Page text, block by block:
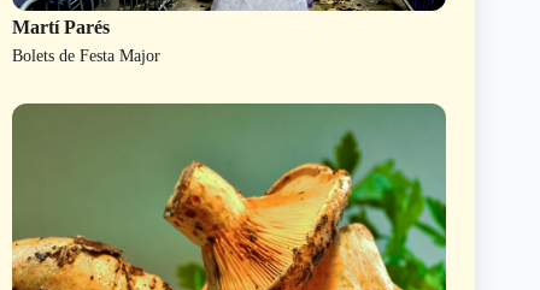
Martí Parés
Bolets de Festa Major